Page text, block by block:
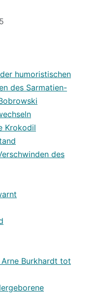
humoristischen
des Sarmatien-
Krokodil
des
Burkhardt tot